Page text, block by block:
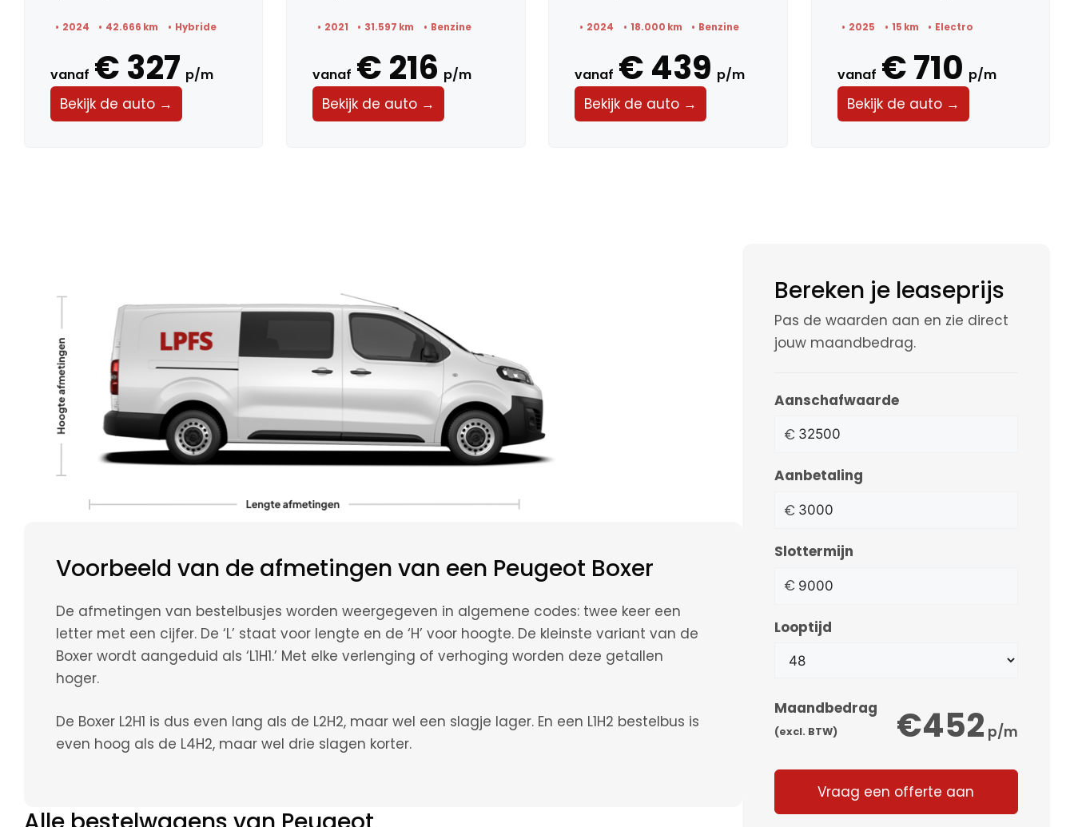
2024 42.666 km Hybride
vanaf € 327 p/m
Bekijk de auto →
2021 31.597 km Benzine
vanaf € 216 p/m
Bekijk de auto →
2024 18.000 km Benzine
vanaf € 439 p/m
Bekijk de auto →
2025 15 km Electro
vanaf € 710 p/m
Bekijk de auto →
Voorbeeld van de afmetingen van een Peugeot Boxer
De afmetingen van bestelbusjes worden weergegeven in algemene codes: twee keer een
letter met een cijfer. De ‘L’ staat voor lengte en de ‘H’ voor hoogte. De kleinste variant van de
Boxer wordt aangeduid als ‘L1H1.’ Met elke verlenging of verhoging worden deze getallen
hoger.
De Boxer L2H1 is dus even lang als de L2H2, maar wel een slagje lager. En een L1H2 bestelbus is
even hoog als de L4H2, maar wel drie slagen korter.
Bereken je leaseprijs
Pas de waarden aan en zie direct
jouw maandbedrag.
Aanschafwaarde
€
Aanbetaling
€
Slottermijn
€
Looptijd
Maandbedrag
(excl. BTW) €452 p/m
Vraag een offerte aan